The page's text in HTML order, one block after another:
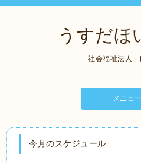
うすだほ
社会福祉法人
メニュー
今月のスケジュール